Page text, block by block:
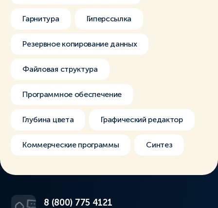
Гарнитура Гиперссылка
Резервное копирование данных
Файловая структура
Программное обеспечение
Глубина цвета Графический редактор
Коммерческие программы Синтез
8 (800) 775 4121